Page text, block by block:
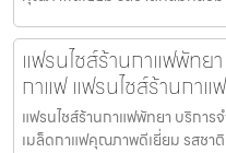
แฟรนไชส์ร้านกาแฟพัท
กาแฟ แฟรนไชส์ร้านกาแฟ
แฟรนไชส์ร้านกาแฟพัทยา บริการ
เมล็ดกาแฟคุณภาพดีเยี่ยม รสชา